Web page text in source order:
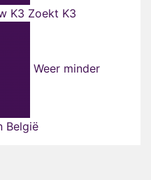
K3 Zoekt K3
Weer minder
België